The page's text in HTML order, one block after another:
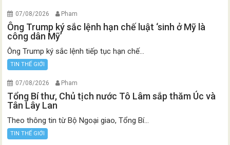
07/08/2026 Pham
Ông Trump ký sắc lệnh hạn chế luật ‘sinh ở Mỹ là
công dân Mỹ’
Ông Trump ký sắc lệnh tiếp tục hạn chế...
TIN THẾ GIỚI
07/08/2026 Pham
Tổng Bí thư, Chủ tịch nước Tô Lâm sắp thăm Úc và
Tân Lây Lan
Theo thông tin từ Bộ Ngoại giao, Tổng Bí...
TIN THẾ GIỚI